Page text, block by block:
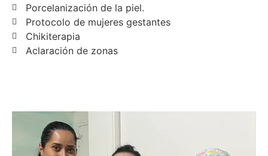
Porcelanización de la piel.
Protocolo de mujeres gestantes
Chikiterapia
Aclaración de zonas